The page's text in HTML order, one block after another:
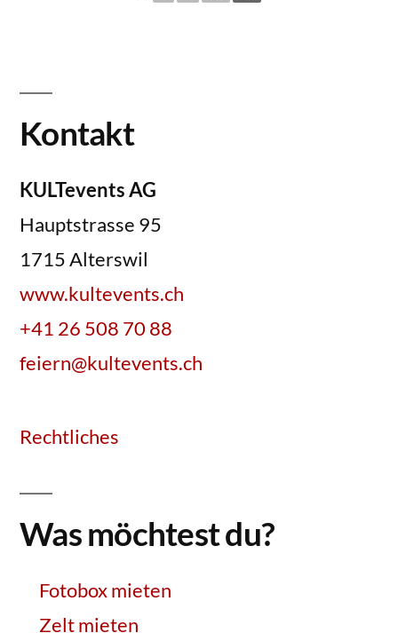
Kontakt
KULTevents AG
Hauptstrasse 95
1715 Alterswil
www.kultevents.ch
+41 26 508 70 88
feiern@kultevents.ch
Rechtliches
Was möchtest du?
Fotobox mieten
Zelt mieten